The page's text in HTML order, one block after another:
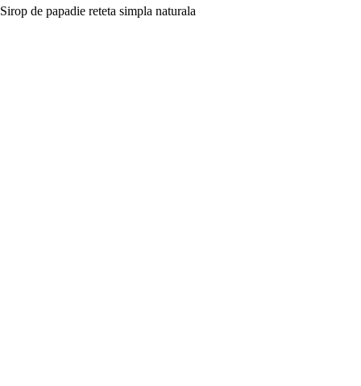
Sirop de papadie reteta simpla naturala